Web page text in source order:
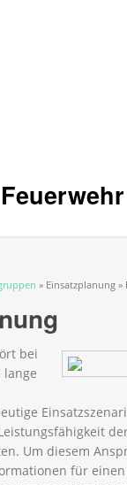
» Einsatzplanung
bei
lange
Um diesem
für